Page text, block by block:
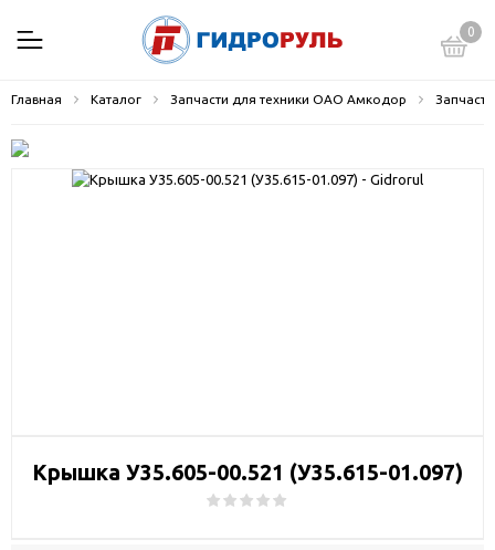
0
Главная Каталог Запчасти для техники ОАО Амкодор
Крышка У35.605-00.521 (У35.615-01.097)